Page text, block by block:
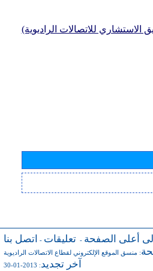
الاستشاري للاتصالات الراديوية)
أعلى الصفحة - تعليقات - اتصل بنا
: منسق الموقع الإلكتروني لقطاع الاتصالات الراديوية
آخر تجديد: 2013-01-30